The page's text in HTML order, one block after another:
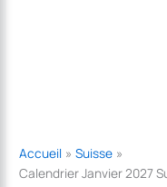
Accueil
Suisse
Calendrier Janvier 2027